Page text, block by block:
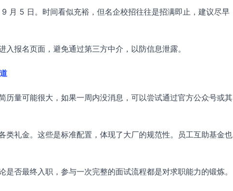
月 5 日。时间看似充裕，但名企校招往往是招满即止，建议尽早
报名页面，避免通过第三方中介，以防信息泄露。
历量可能很大，如果一周内没消息，可以尝试通过官方公众号或其
类礼金。这些是标准配置，体现了大厂的规范性。员工互助基金也
否最终入职，参与一次完整的面试流程都是对求职能力的锻炼。